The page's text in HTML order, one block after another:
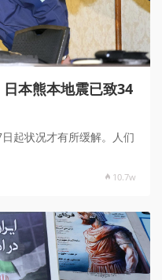
本熊本地震已致34
起状况才有所缓解。人们
10.7w